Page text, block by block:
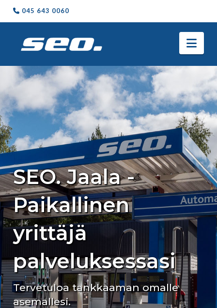
045 643 0060
SEO. Jaala -
Paikallinen
yrittäjä
palveluksessasi
Tervetuloa tankkaaman omalle
asemallesi.